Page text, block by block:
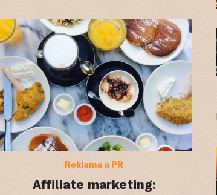
Reklama a PR
Affiliate marketing: